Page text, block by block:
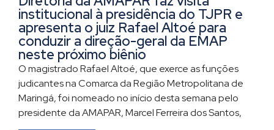
institucional à presidência do TJPR e
apresenta o juiz Rafael Altoé para
conduzir a direção-geral da EMAP
neste próximo biênio
O magistrado Rafael Altoé, que exerce as funções
judicantes na Comarca da Região Metropolitana de
Maringá, foi nomeado no início desta semana pelo
presidente da AMAPAR, Marcel Ferreira dos Santos,